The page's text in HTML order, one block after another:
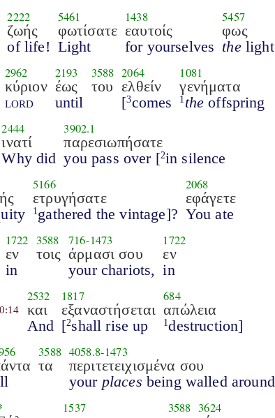
2222
ζωής
of life!
5461
φωτίσατε
Light
1438
εαυτοίς
for yourselves
5457
φως
thelight
2962
κύριον
lord
2193
έως
until
3588
του
2064
ελθείν
[3comes
1081
γενήματα
1 the offspring
2444
ινατί
Why did
3902.1
παρεσιωπήσατε
you pass over [2in silence
5166
ετρυγήσατε
1 gathered the vintage]?
2068
εφάγετε
You ate
1722
εν
in
3588
τοις
716-1473
άρμασι σου
your chariots,
1722
εν
in
2532
και
And
1817
εξαναστήσεται
[2shall rise up
684
απώλεια
1destruction]
3588
τα
4058.8-1473
περιτετειχισμένα σου
your places being walled around
1537 3588 3624